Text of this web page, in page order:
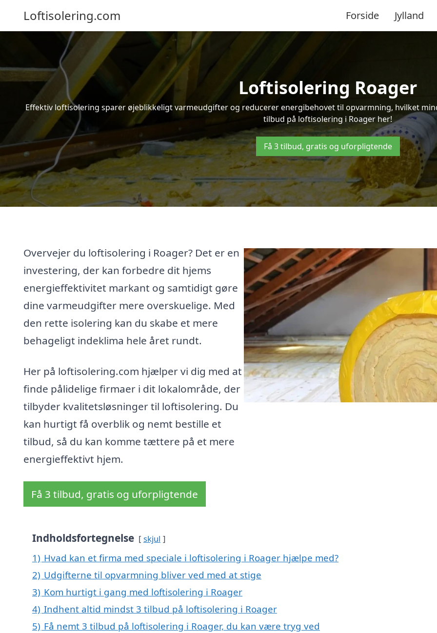
Loftisolering.com Forside Jylland
Loftisolering Roager
Effektiv loftisolering sparer øjeblikkeligt varmeudgifter og reducerer energibehovet til opvarmning, hvilket
tilbud på loftisolering i Roager her!
Få 3 tilbud, gratis og uforpligtende
Overvejer du loftisolering i Roager? Det er en
investering, der kan forbedre dit hjems
energieffektivitet markant og samtidigt gøre
dine varmeudgifter mere overskuelige. Med
den rette isolering kan du skabe et mere
behageligt indeklima hele året rundt.
Her på loftisolering.com hjælper vi dig med at
finde pålidelige firmaer i dit lokalområde, der
tilbyder kvalitetsløsninger til loftisolering. Du
kan hurtigt få overblik og nemt bestille et
tilbud, så du kan komme tættere på et mere
energieffektivt hjem.
Få 3 tilbud, gratis og uforpligtende
Indholdsfortegnelse skjul
1) Hvad kan et firma med speciale i loftisolering i Roager hjælpe med?
2) Udgifterne til opvarmning bliver ved med at stige
3) Kom hurtigt i gang med loftisolering i Roager
4) Indhent altid mindst 3 tilbud på loftisolering i Roager
5) Få nemt 3 tilbud på loftisolering i Roager, du kan være tryg ved